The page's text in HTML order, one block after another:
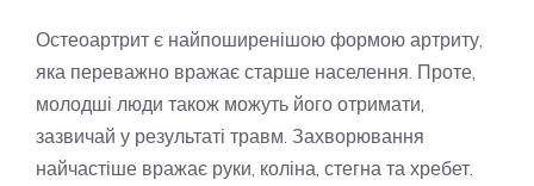
Остеоартрит є найпоширенішою формою артриту,
яка переважно вражає старше населення. Проте,
молодші люди також можуть його отримати,
зазвичай у результаті травм. Захворювання
найчастіше вражає руки, коліна, стегна та хребет.